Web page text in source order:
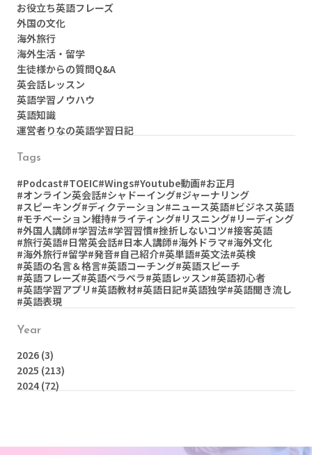
お役立ち英語フレーズ
外国の文化
海外旅行
海外生活・留学
生徒様からの質問Q&A
英会話レッスン
英語学習ノウハウ
英語知識
運営者りなの英語学習日記
Tags
#Podcast#TOEIC#Wings#Youtube動画#お正月
#オンライン英会話#シャドーイング#ジャーナリング
#スピーキング#ディクテーション#ニュース英語#ビジネス英語
#モチベーション維持#ライティング#リスニング#リーディング
#外国人講師#学習法#学習習慣#挫折しないコツ#接客英語
#旅行英語#日常英会話#日本人講師#海外ドラマ#海外文化
#海外旅行#留学#発音#自己紹介#英単語#英文法#英検
#英語の名言＆格言#英語コーチング#英語スピーチ
#英語フレーズ#英語ペラペラ#英語レッスン#英語初心者
#英語学習アプリ #英語教材#英語日記#英語独学#英語聞き流し
#英語表現
Year
2026 (3)
2025 (213)
2024(72)